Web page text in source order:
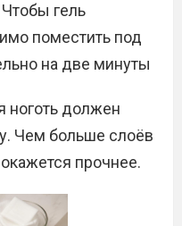
гель
поместить под
на две минуты
ноготь должен
Чем больше слоёв
прочнее.